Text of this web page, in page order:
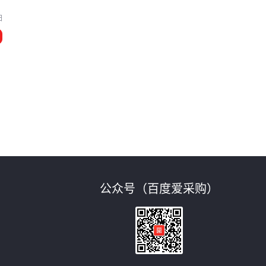
公众号（百度爱采购）